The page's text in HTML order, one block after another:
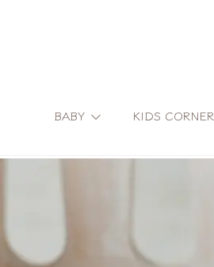
BABY KIDS CORNER